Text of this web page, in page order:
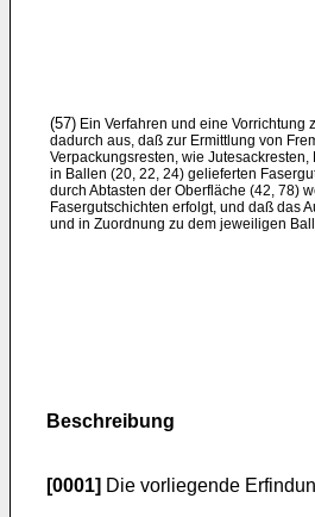
(57) Ein Verfahren und eine Vorrichtung
dadurch aus, daß zur Ermittlung von
Verpackungsresten, wie
in Ballen (20, 22, 24) gelieferten
durch Abtasten der Oberfläche (42, 78)
Fasergutschichten erfolgt, und daß das
und in Zuordnung zu dem jeweiligen
Beschreibung
[0001] Die vorliegende